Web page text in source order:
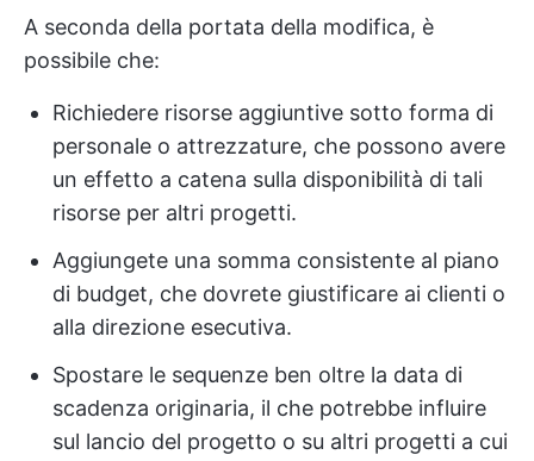
A seconda della portata della modifica, è
possibile che:
Richiedere risorse aggiuntive sotto forma di
personale o attrezzature, che possono avere
un effetto a catena sulla disponibilità di tali
risorse per altri progetti.
Aggiungete una somma consistente al piano
di budget, che dovrete giustificare ai clienti o
alla direzione esecutiva.
Spostare le sequenze ben oltre la data di
scadenza originaria, il che potrebbe influire
sul lancio del progetto o su altri progetti a cui